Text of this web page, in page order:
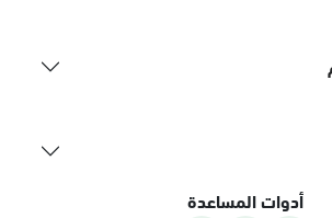
أدوات المساعدة